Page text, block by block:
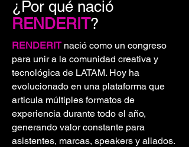
mejores!
¿Por qué nació
RENDERIT?
RENDERITnació como un congreso
para unir a la comunidad creativa y
tecnológica de LATAM. Hoy ha
evolucionado en una plataforma que
articula múltiples formatos de
experiencia durante todo el año,
generando valor constante para
asistentes, marcas, speakers y aliados.